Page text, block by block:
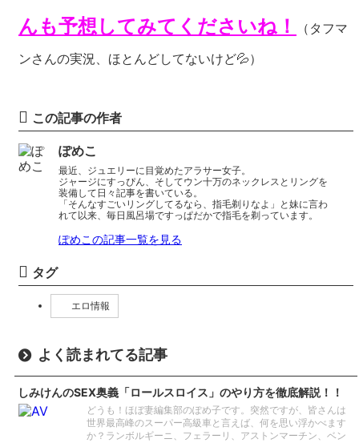
んも予想してみてくださいね！
（タフマ
ンさんの実況、ほとんどしてないけど💦）
この記事の作者
ぽめこ
最近、ジュエリーに目覚めたアラサー女子。
ジャージにすっぴん、そしてウン十万のネックレスとリングを
装備して日々記事を書いている。
「そんなすごいリングしてるなら、指毛剃りなよ」と妹に言わ
れて以来、毎日風呂場ですっぱだかで指毛を剃っています。
ぽめこの記事一覧を見る
タグ
エロ情報
よく読まれてる記事
しみけんのSEX奥義「ロールスロイス」のやり方を徹底解説！！
どうも！ほぼ妻編集部のぽめ子です。突然ですが、皆さんは
世界最高峰のスーパー高級車と言えば、何を思い浮かべます
か？ランボルギーニ、フェラーリ、アストンマーチン、ベン